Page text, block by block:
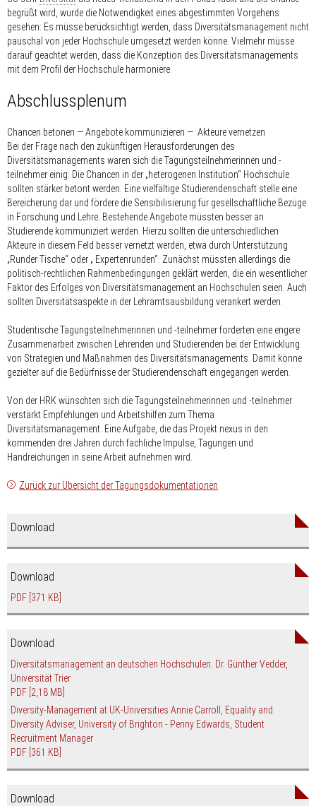
begrüßt wird, wurde die Notwendigkeit eines abgestimmten Vorgehens
gesehen: Es müsse berücksichtigt werden, dass Diversitätsmanagement nicht
pauschal von jeder Hochschule umgesetzt werden könne. Vielmehr müsse
darauf geachtet werden, dass die Konzeption des Diversitätsmanagements
mit dem Profil der Hochschule harmoniere.
Abschlussplenum
Chancen betonen — Angebote kommunizieren — Akteure vernetzen
Bei der Frage nach den zukünftigen Herausforderungen des
Diversitätsmanagements waren sich die Tagungsteilnehmerinnen und -
teilnehmer einig: Die Chancen in der „heterogenen Institution“ Hochschule
sollten stärker betont werden. Eine vielfältige Studierendenschaft stelle eine
Bereicherung dar und fördere die Sensibilisierung für gesellschaftliche Bezüge
in Forschung und Lehre. Bestehende Angebote müssten besser an
Studierende kommuniziert werden. Hierzu sollten die unterschiedlichen
Akteure in diesem Feld besser vernetzt werden, etwa durch Unterstützung
„Runder Tische“ oder „ Expertenrunden“. Zunächst müssten allerdings die
politisch-rechtlichen Rahmenbedingungen geklärt werden, die ein wesentlicher
Faktor des Erfolges von Diversitätsmanagement an Hochschulen seien. Auch
sollten Diversitätsaspekte in der Lehramtsausbildung verankert werden.
Studentische Tagungsteilnehmerinnen und -teilnehmer forderten eine engere
Zusammenarbeit zwischen Lehrenden und Studierenden bei der Entwicklung
von Strategien und Maßnahmen des Diversitätsmanagements. Damit könne
gezielter auf die Bedürfnisse der Studierendenschaft eingegangen werden.
Von der HRK wünschten sich die Tagungsteilnehmerinnen und -teilnehmer
verstärkt Empfehlungen und Arbeitshilfen zum Thema
Diversitätsmanagement. Eine Aufgabe, die das Projekt nexus in den
kommenden drei Jahren durch fachliche Impulse, Tagungen und
Handreichungen in seine Arbeit aufnehmen wird.
Zurück zur Übersicht der Tagungsdokumentationen
Download
Download
PDF [371 KB]
Download
Diversitätsmanagement an deutschen Hochschulen. Dr. Günther Vedder,
Universität Trier
PDF [2,18 MB]
Diversity-Management at UK-Universities Annie Carroll, Equality and
Diversity Adviser, University of Brighton - Penny Edwards, Student
Recruitment Manager
PDF [361 KB]
Download